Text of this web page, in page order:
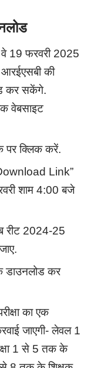
वे 19 फरवरी 2025
की
कर सकेंगे.
वेबसाइट
पर क्लिक करें.
Link”
शाम 4:00 बजे
रीट 2024-25
कर
का एक
जाएगी- लेवल 1
1 से 5 तक के